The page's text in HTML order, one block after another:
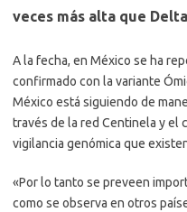
veces más alta que Delta
A la fecha, en México se ha
confirmado con la variante
México está siguiendo de
través de la red Centinela y el
vigilancia genómica que
«Por lo tanto se preveen
como se observa en otros